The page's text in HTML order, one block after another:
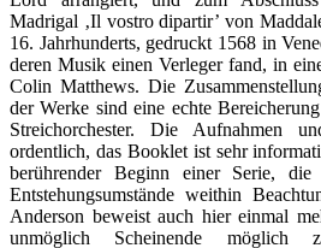
Madrigal ‚Il vostro dipartir’ von
16. Jahrhunderts, gedruckt 1568 in
deren Musik einen Verleger fand, in
Colin Matthews. Die
der Werke sind eine echte
Streichorchester. Die Aufnahmen
ordentlich, das Booklet ist sehr
berührender Beginn einer Serie,
Entstehungsumstände weithin
Anderson beweist auch hier einmal
unmöglich Scheinende